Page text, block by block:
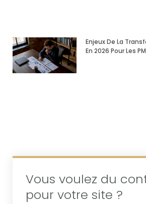
Enjeux De La
En 2026 Pour Les
Vous voulez du
pour votre site ?